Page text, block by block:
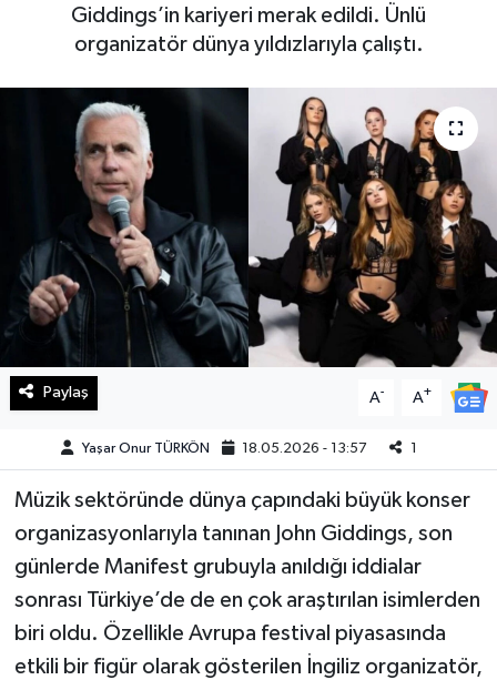
Giddings’in kariyeri merak edildi. Ünlü
organizatör dünya yıldızlarıyla çalıştı.
Paylaş A- A+
Yaşar Onur TÜRKÖN 18.05.2026 - 13:57 1
Müzik sektöründe dünya çapındaki büyük konser
organizasyonlarıyla tanınan John Giddings, son
günlerde Manifest grubuyla anıldığı iddialar
sonrası Türkiye’de de en çok araştırılan isimlerden
biri oldu. Özellikle Avrupa festival piyasasında
etkili bir figür olarak gösterilen İngiliz organizatör,
Haberde İnsan
Magazin
Manşet Altı
Manşetler
Resmi İlan
Sağlık
Spor
SürManşet
Teknoloji
Yaşam
KAHRAMANMARAŞ